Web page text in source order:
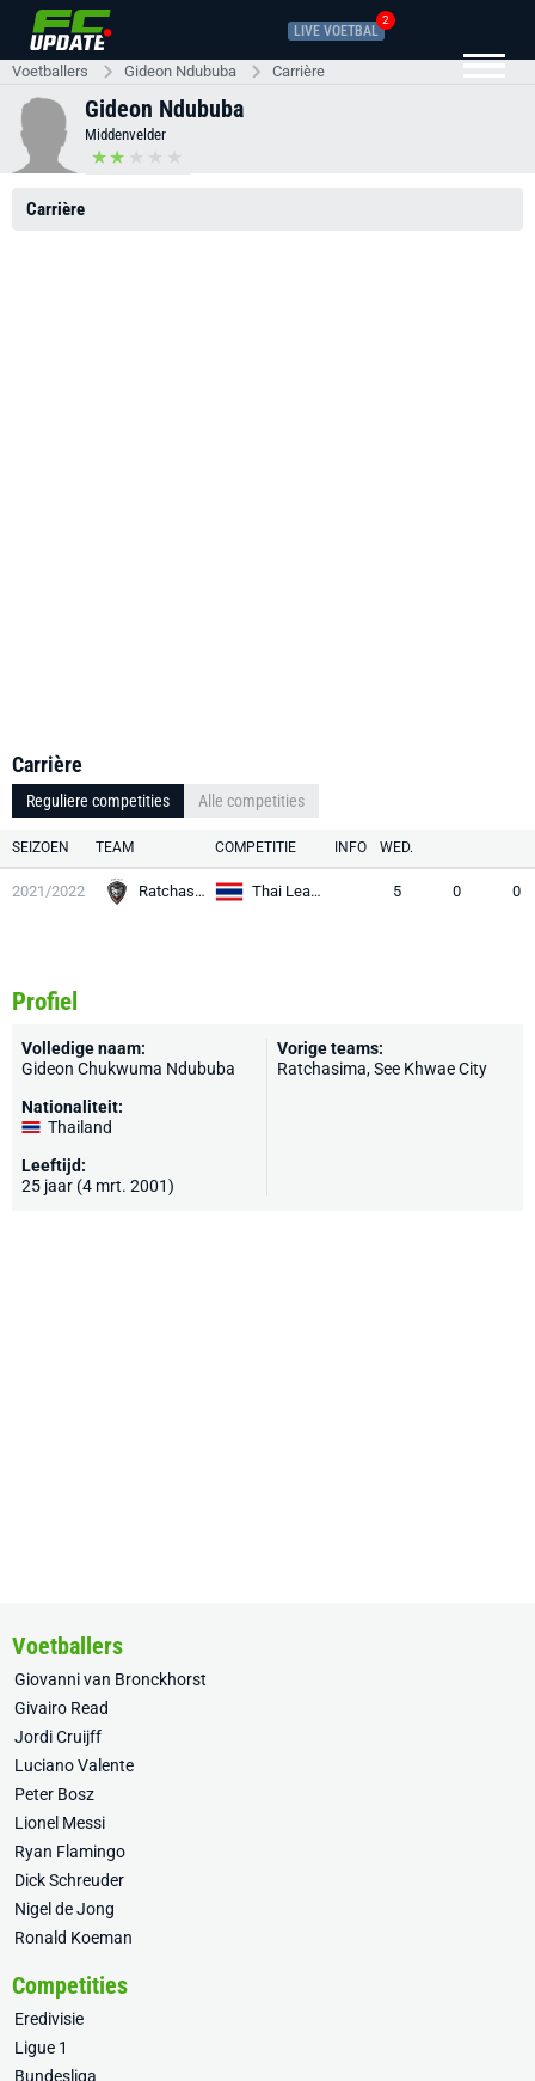
LIVE VOETBAL
2
Voetballers Gideon Ndububa Carrière
Gideon Ndububa
Middenvelder
Carrière
Carrière
Reguliere competities Alle competities
SEIZOEN TEAM COMPETITIE INFO WED.
2021/2022 Ratchasima Thai League 1 5 0 0
Profiel
Volledige naam:
Gideon Chukwuma Ndububa
Nationaliteit:
Thailand
Leeftijd:
25 jaar (4 mrt. 2001)
Vorige teams:
Ratchasima, See Khwae City
Voetballers
Giovanni van Bronckhorst
Givairo Read
Jordi Cruijff
Luciano Valente
Peter Bosz
Lionel Messi
Ryan Flamingo
Dick Schreuder
Nigel de Jong
Ronald Koeman
Competities
Eredivisie
Ligue 1
Bundesliga